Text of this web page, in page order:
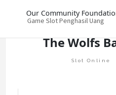
Our Community
Game Slot Penghasil Uang
The Wolfs
Slot Online